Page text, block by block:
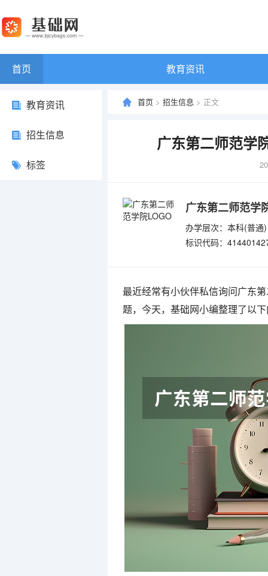
首页 教育资讯
教育资讯
招生信息
标签
首页 > 招生信息 > 正文
广东第二师范学
广东第二师范学
办学层次：本科(普通)
标识代码：
最近经常有小伙伴私信询问广东
题，今天，基础网小编整理了以